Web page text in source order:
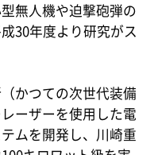
無人機や迫撃砲弾の
30年度より研究がス
かつての次世代装備
ーザーを使用した電
ムを開発し、川崎重